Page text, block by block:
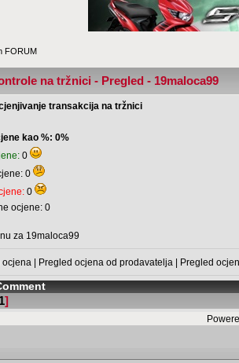
FORUM
na tržnici - Pregled - 19maloca99
transakcija na tržnici
kao %: 0%
0
0
0
ocjene: 0
za 19maloca99
ocjena | Pregled ocjena od prodavatelja | Pregled
]